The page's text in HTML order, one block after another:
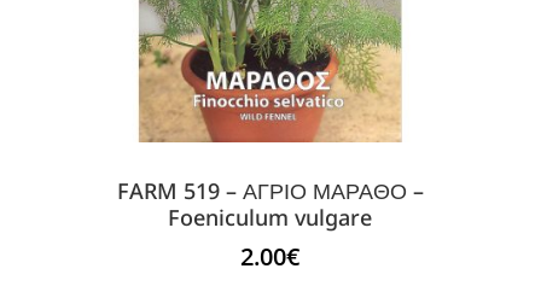
FARM 519 – ΑΓΡΙΟ ΜΑΡΑΘΟ –
Foeniculum vulgare
2.00€